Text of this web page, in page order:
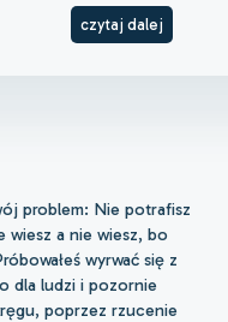
czytaj dalej
problem: Nie potrafisz
wiesz a nie wiesz, bo
wyrwać się z
dla ludzi i pozornie
poprzez rzucenie